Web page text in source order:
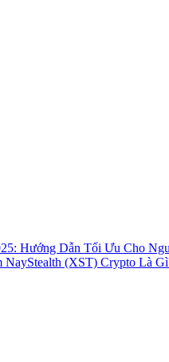
Hướng Dẫn Tối Ưu Cho
NayStealth (XST) Crypto Là